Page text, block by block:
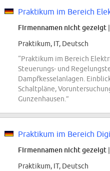
Praktikum im Bereich
Firmennamen nicht gezeigt
Praktikum, IT, Deutsch
“Praktikum im Bereich
Steuerungs- und
Dampfkesselanlagen.
Schaltpläne,
Gunzenhausen.”
Firmennamen nicht gezeigt
Praktikum, IT, Deutsch